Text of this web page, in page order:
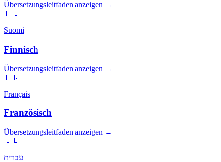
Übersetzungsleitfaden anzeigen →
🇫🇮
Suomi
Finnisch
Übersetzungsleitfaden anzeigen →
🇫🇷
Français
Französisch
Übersetzungsleitfaden anzeigen →
🇮🇱
עברית